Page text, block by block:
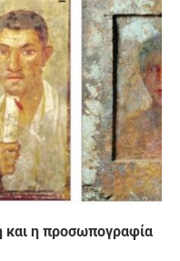
και η προσωπογραφία